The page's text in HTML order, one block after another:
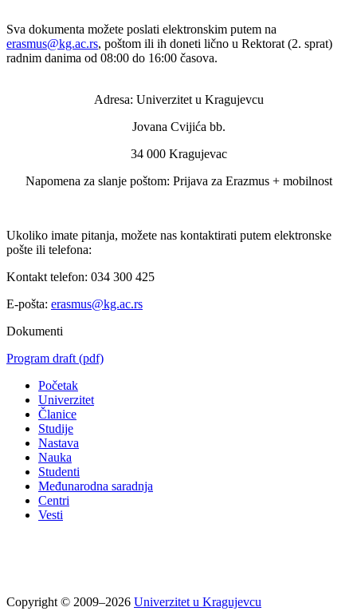
Sva dokumenta možete poslati elektronskim putem na
erasmus@kg.ac.rs, poštom ili ih doneti lično u Rektorat (2. sprat)
radnim danima od 08:00 do 16:00 časova.
Adresa: Univerzitet u Kragujevcu
Jovana Cvijića bb.
34 000 Kragujevac
Napomena za slanje poštom: Prijava za Erazmus + mobilnost
Ukoliko imate pitanja, možete nas kontaktirati putem elektronske
pošte ili telefona:
Kontakt telefon: 034 300 425
E-pošta: erasmus@kg.ac.rs
Dokumenti
Program draft (pdf)
Početak
Univerzitet
Članice
Studije
Nastava
Nauka
Studenti
Međunarodna saradnja
Centri
Vesti
Copyright © 2009–2026 Univerzitet u Kragujevcu